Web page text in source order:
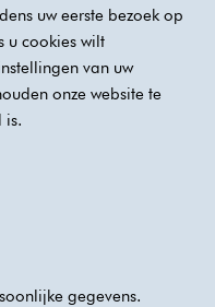
uw eerste bezoek op
u cookies wilt
van uw
onze website te
is.
gegevens.